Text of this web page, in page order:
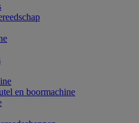
en boormachine